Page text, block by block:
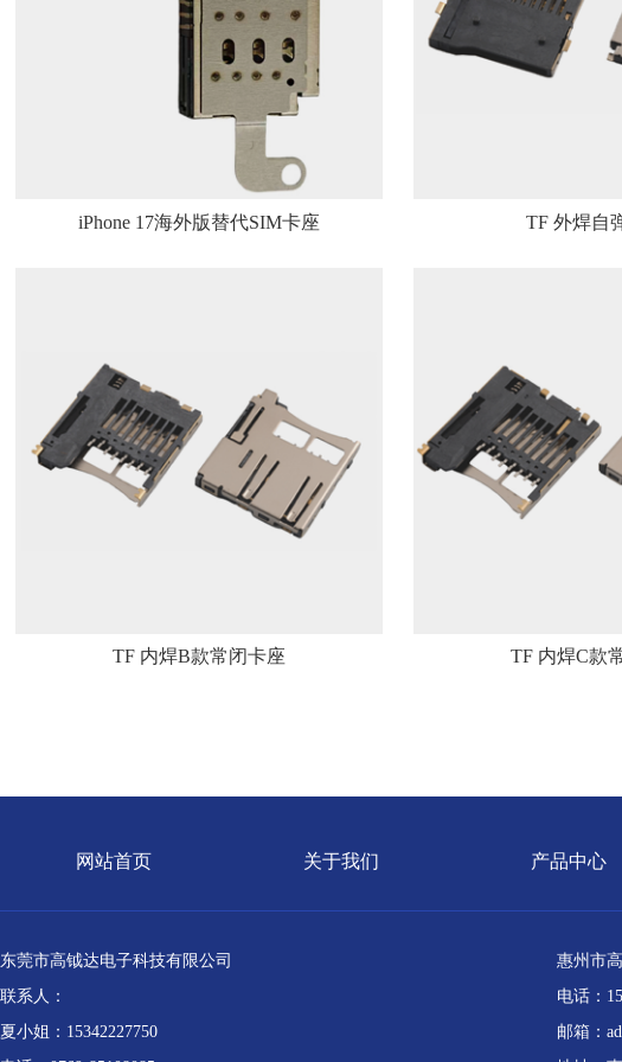
iPhone 17海外版替代SIM卡座 TF 外焊自
TF 内焊B款常闭卡座 TF 内焊C款
网站首页 关于我们 产品中心
东莞市高钺达电子科技有限公司
联系人：
夏小姐：15342227750
惠州市
电话：
邮箱：